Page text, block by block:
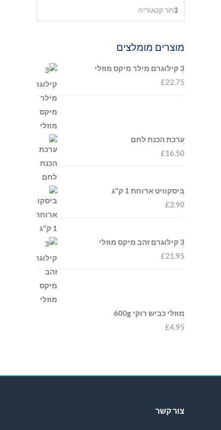
בחר קטגוריה
מוצרים מומלצים
3 קילוגרם מילר מיקס מוזלי
£22.75
ערכת הכנת לחם
£16.50
ביסקוויט ארוחת 1 ק"ג
£2.90
3 קילוגרם זהב מיקס מוזלי
£21.95
מוזלי כביש רוקי 600g
£4.95
צור קשר